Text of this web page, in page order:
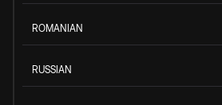
ROMANIAN
RUSSIAN